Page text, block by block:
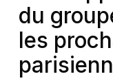
du
les